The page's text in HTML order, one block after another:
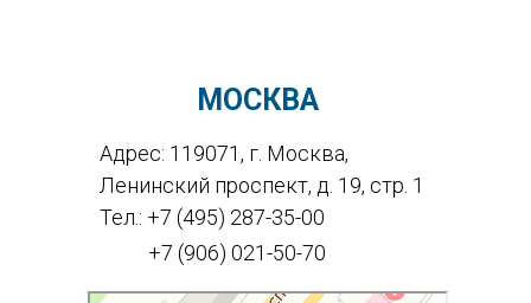
Москва
МОСКВА
Адрес: 119071, г. Москва,
Ленинский проспект, д. 19, стр. 1
Тел.: +7 (495) 287-35-00
+7 (906) 021-50-70